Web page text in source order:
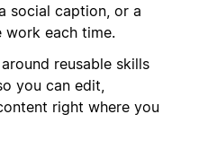
social caption, or a
each time.
reusable skills
you can edit,
right where you